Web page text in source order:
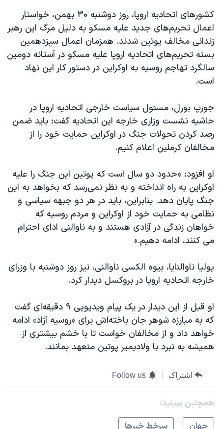
کشور‌های اتحادیه اروپا، روز دوشنبه ۳۰ بهمن، خواستار
اعمال تحریم‌های جدید علیه مسکو به دلیل مرگ این رهبر
زندانی مخالف پوتین شدند. همزمان اعمال سیزدهمین
بسته تحریم‌های اتحادیه اروپا علیه مسکو در آستانه دومین
سالگرد تهاجم روسیه به اوکراین در دستور کار این نهاد
است.
جوزپ بورل، مسئول سیاست خارجی اتحادیه اروپا در
حاشیه نشست وزاری خارجه این اتحادیه گفت: باید ضمن
رصد کردن تحولات جنگ در اوکراین حمایت خود را از
مخالفان کرملین اعلام کنیم.
او افزود: «حدود دو سال است که پوتین این جنگ را علیه
اوکراین به راه انداخته و به نظر نمی‌رسد که بخواهد به این
جنگ پایان دهد. بنابراین، باید در هر دو جبهه سیاسی و
نظامی به حمایت خود از اوکراین و مردم روسیه که
خواهان زندگی در آزادی هستند و به ناوالنی ادای احترام
می کنند، ادامه دهیم.»
یولیا ناوالنایا، بیوه الکسی ناوالنی، نیز روز دوشنبه با وزرای
خارجه اتحادیه اروپا در بروکسل دیدار کرد.
او قبل از این دیدار در یک پیام ویدیویی ۹ دقیقه‌ای گفت
که به مبارزه شوهر جان باخته‌اش برای «روسیه آزاد» ادامه
خواهد داد و از مخالفان خواست تا با خشم بیشتری از
همیشه به نبرد با ولادیمیر پوتین متعهد بمانند.
اشتراک Follow us
همچنبن ببینید: